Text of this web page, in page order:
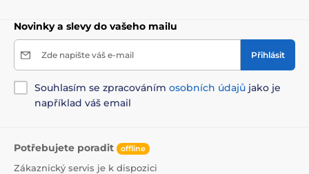
Novinky a slevy do vašeho mailu
Zde napište váš e-mail Přihlásit
Souhlasím se zpracováním osobních údajů jako je
například váš email
Potřebujete poradit offline
Zákaznický servis je k dispozici